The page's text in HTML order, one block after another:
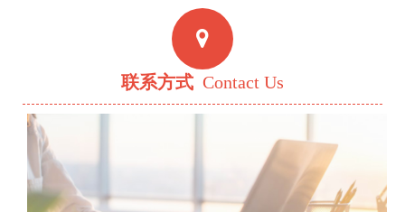
联系方式 Contact Us